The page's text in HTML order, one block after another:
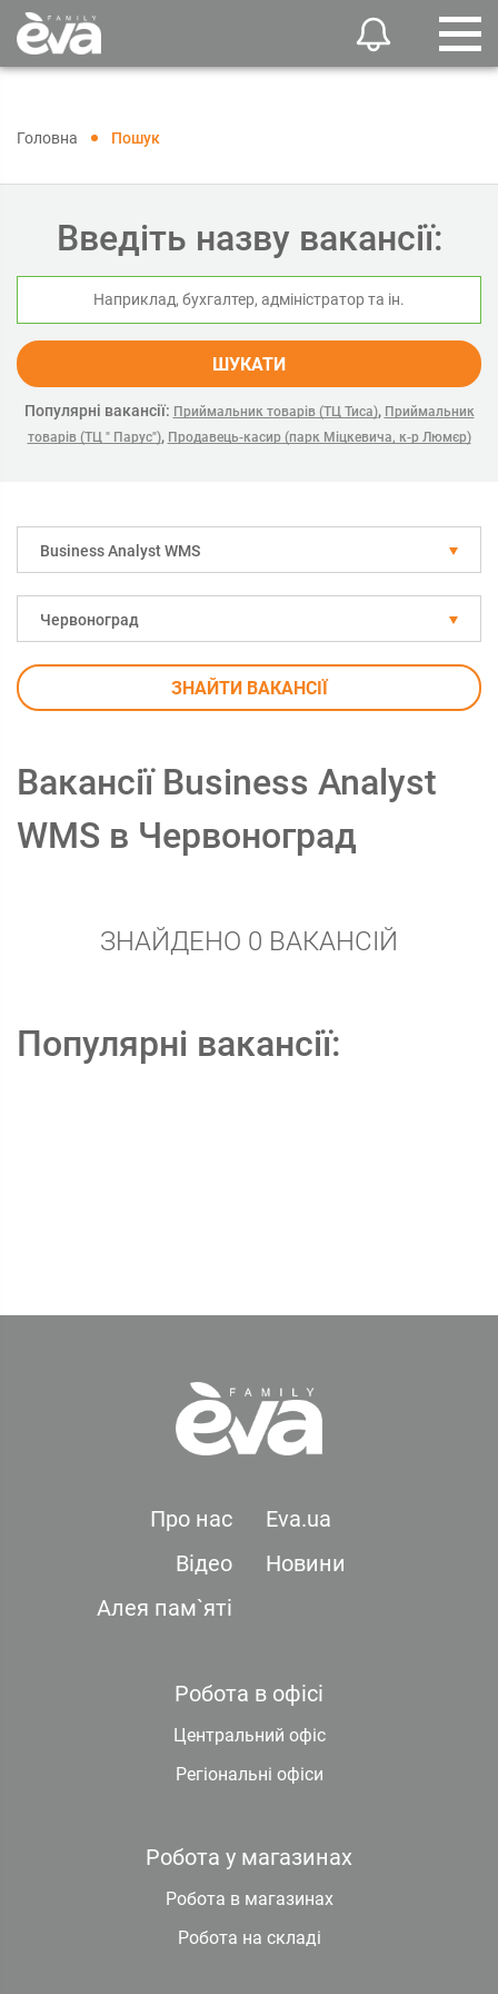
Головна Пошук
Введіть назву вакансії:
ШУКАТИ
Популярні вакансії: Приймальник товарів (ТЦ Тиса), Приймальник
товарів (ТЦ " Парус"), Продавець-касир (парк Міцкевича, к-р Люмєр)
Business Analyst WMS
Червоноград
ЗНАЙТИ ВАКАНСІЇ
Вакансії Business Analyst
WMS в Червоноград
ЗНАЙДЕНО 0 ВАКАНСІЙ
Популярні вакансії:
Про нас
Eva.ua
Відео
Новини
Алея пам`яті
Робота в офісі
Центральний офіс
Регіональні офіси
Робота у магазинах
Робота в магазинах
Робота на складі